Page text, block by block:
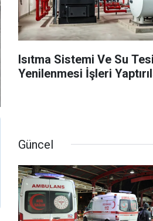
Isıtma Sistemi Ve Su
Yenilenmesi İşleri
Güncel